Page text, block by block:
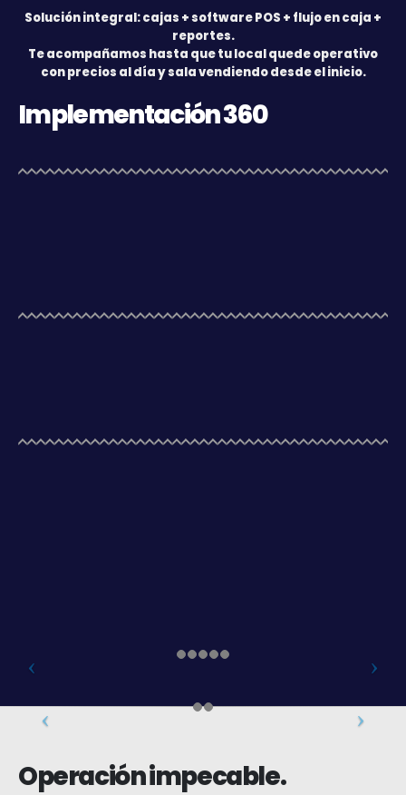
Solución integral: cajas + software POS + flujo en caja +
reportes.
Te acompañamos hasta que tu local quede operativo
con precios al día y sala vendiendo desde el inicio.
Implementación 360
Operación impecable.